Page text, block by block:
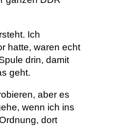
Ich
hatte, waren echt
drin, damit
geht.
aber es
wenn ich ins
dort